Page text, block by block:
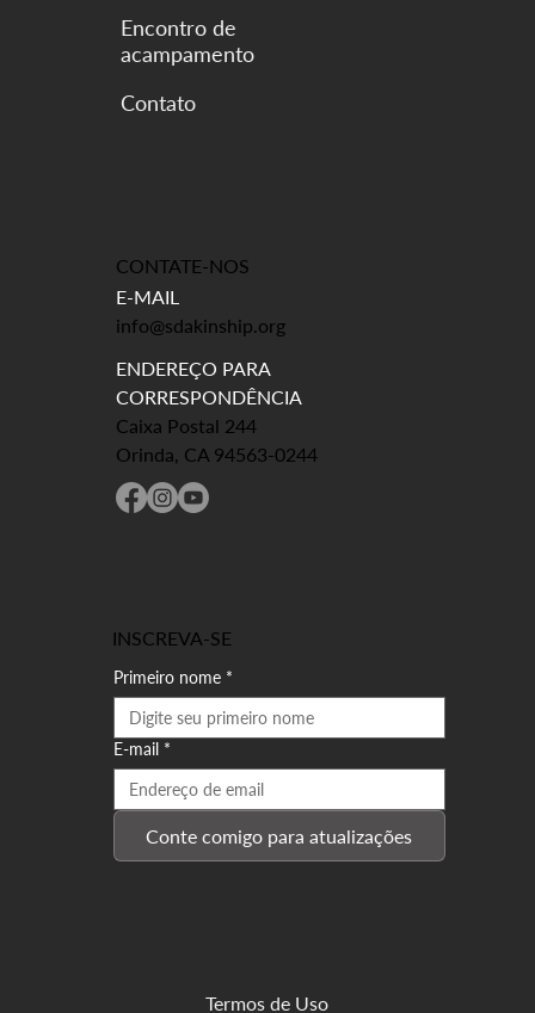
Encontro de
acampamento
CONTATE-NOS
E-MAIL
info@sdakinship.org
ENDEREÇO PARA
CORRESPONDÊNCIA
Caixa Postal 244
Orinda, CA 94563-0244
INSCREVA-SE
Primeiro nome *
E-mail *
Conte comigo para atualizações
Termos de Uso